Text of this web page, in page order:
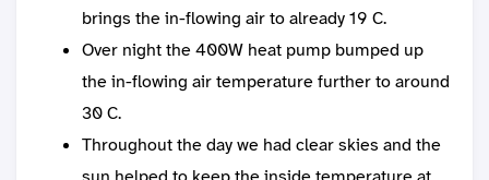
brings the in-flowing air to already 19 C.
Over night the 400W heat pump bumped up
the in-flowing air temperature further to around
30 C.
Throughout the day we had clear skies and the